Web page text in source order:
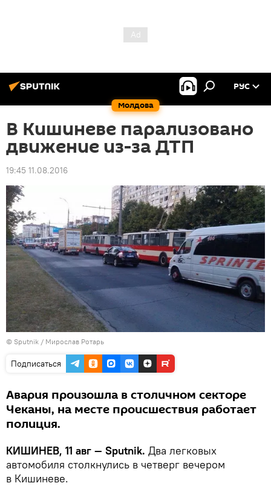
Молдова
РУС
В Кишиневе парализовано
движение из-за ДТП
19:45 11.08.2016
© Sputnik / Мирослав Ротарь
Подписаться
Авария произошла в столичном секторе
Чеканы, на месте происшествия работает
полиция.
КИШИНЕВ, 11 авг — Sputnik. Два легковых
автомобиля столкнулись в четверг вечером
в Кишиневе.